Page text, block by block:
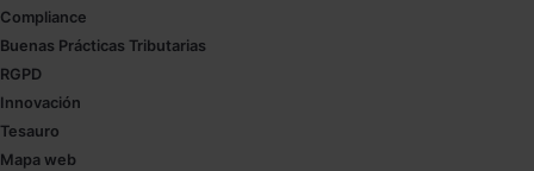
Compliance
Buenas Prácticas Tributarias
RGPD
Innovación
Tesauro
Mapa web